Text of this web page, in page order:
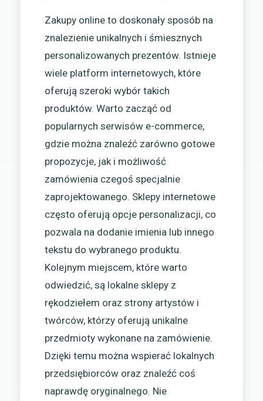
Zakupy online to doskonały sposób na
znalezienie unikalnych i śmiesznych
personalizowanych prezentów. Istnieje
wiele platform internetowych, które
oferują szeroki wybór takich
produktów. Warto zacząć od
popularnych serwisów e-commerce,
gdzie można znaleźć zarówno gotowe
propozycje, jak i możliwość
zamówienia czegoś specjalnie
zaprojektowanego. Sklepy internetowe
często oferują opcje personalizacji, co
pozwala na dodanie imienia lub innego
tekstu do wybranego produktu.
Kolejnym miejscem, które warto
odwiedzić, są lokalne sklepy z
rękodziełem oraz strony artystów i
twórców, którzy oferują unikalne
przedmioty wykonane na zamówienie.
Dzięki temu można wspierać lokalnych
przedsiębiorców oraz znaleźć coś
naprawdę oryginalnego. Nie